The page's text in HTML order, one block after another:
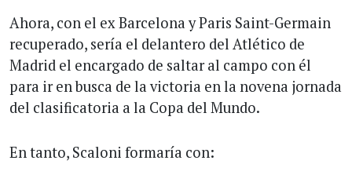
Ahora, con el ex Barcelona y Paris Saint-Germain
recuperado, sería el delantero del Atlético de
Madrid el encargado de saltar al campo con él
para ir en busca de la victoria en la novena jornada
del clasificatoria a la Copa del Mundo.
En tanto, Scaloni formaría con: